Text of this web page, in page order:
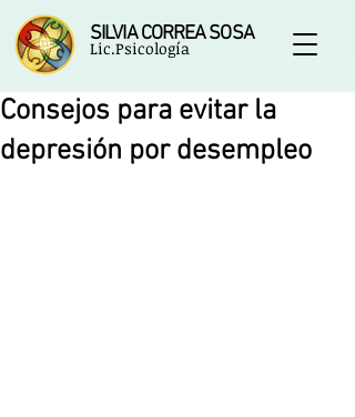
SILVIA CORREA SOSA
Lic.Psicología
Consejos para evitar la
depresión por desempleo